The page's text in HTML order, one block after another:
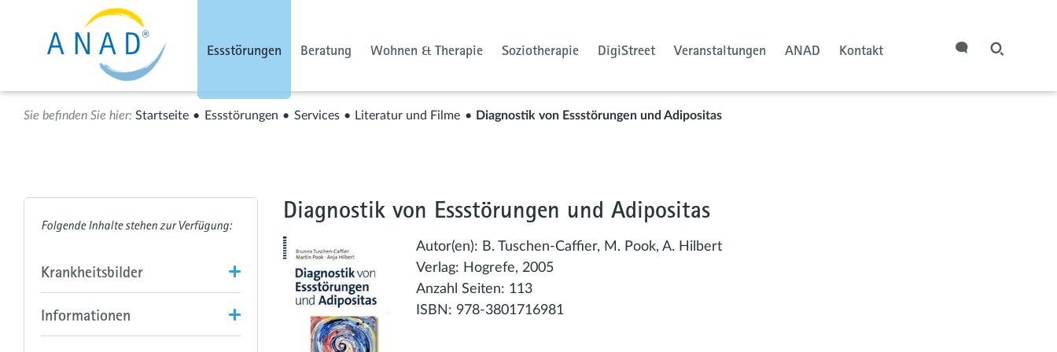
Essstörungen Beratung Wohnen & Therapie Soziotherapie DigiStreet Veranstaltungen ANAD Kontakt
Startseite Essstörungen Services Literatur und Filme Diagnostik von Essstörungen und Adipositas
Krankheitsbilder
Informationen
Diagnostik von Essstörungen und Adipositas
Autor(en): B. Tuschen-Caffier, M. Pook, A. Hilbert
Verlag: Hogrefe, 2005
Anzahl Seiten: 113
ISBN: 978-3801716981